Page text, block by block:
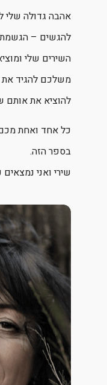
אהבה גדולה שלי
להגשים –
השירים שלי
משלכם להגיד
להוציא את אותם
כל אחד ואחת
בספר הזה.
שירי ואני